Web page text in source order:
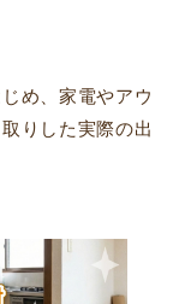
め、家電やアウ
りした実際の出